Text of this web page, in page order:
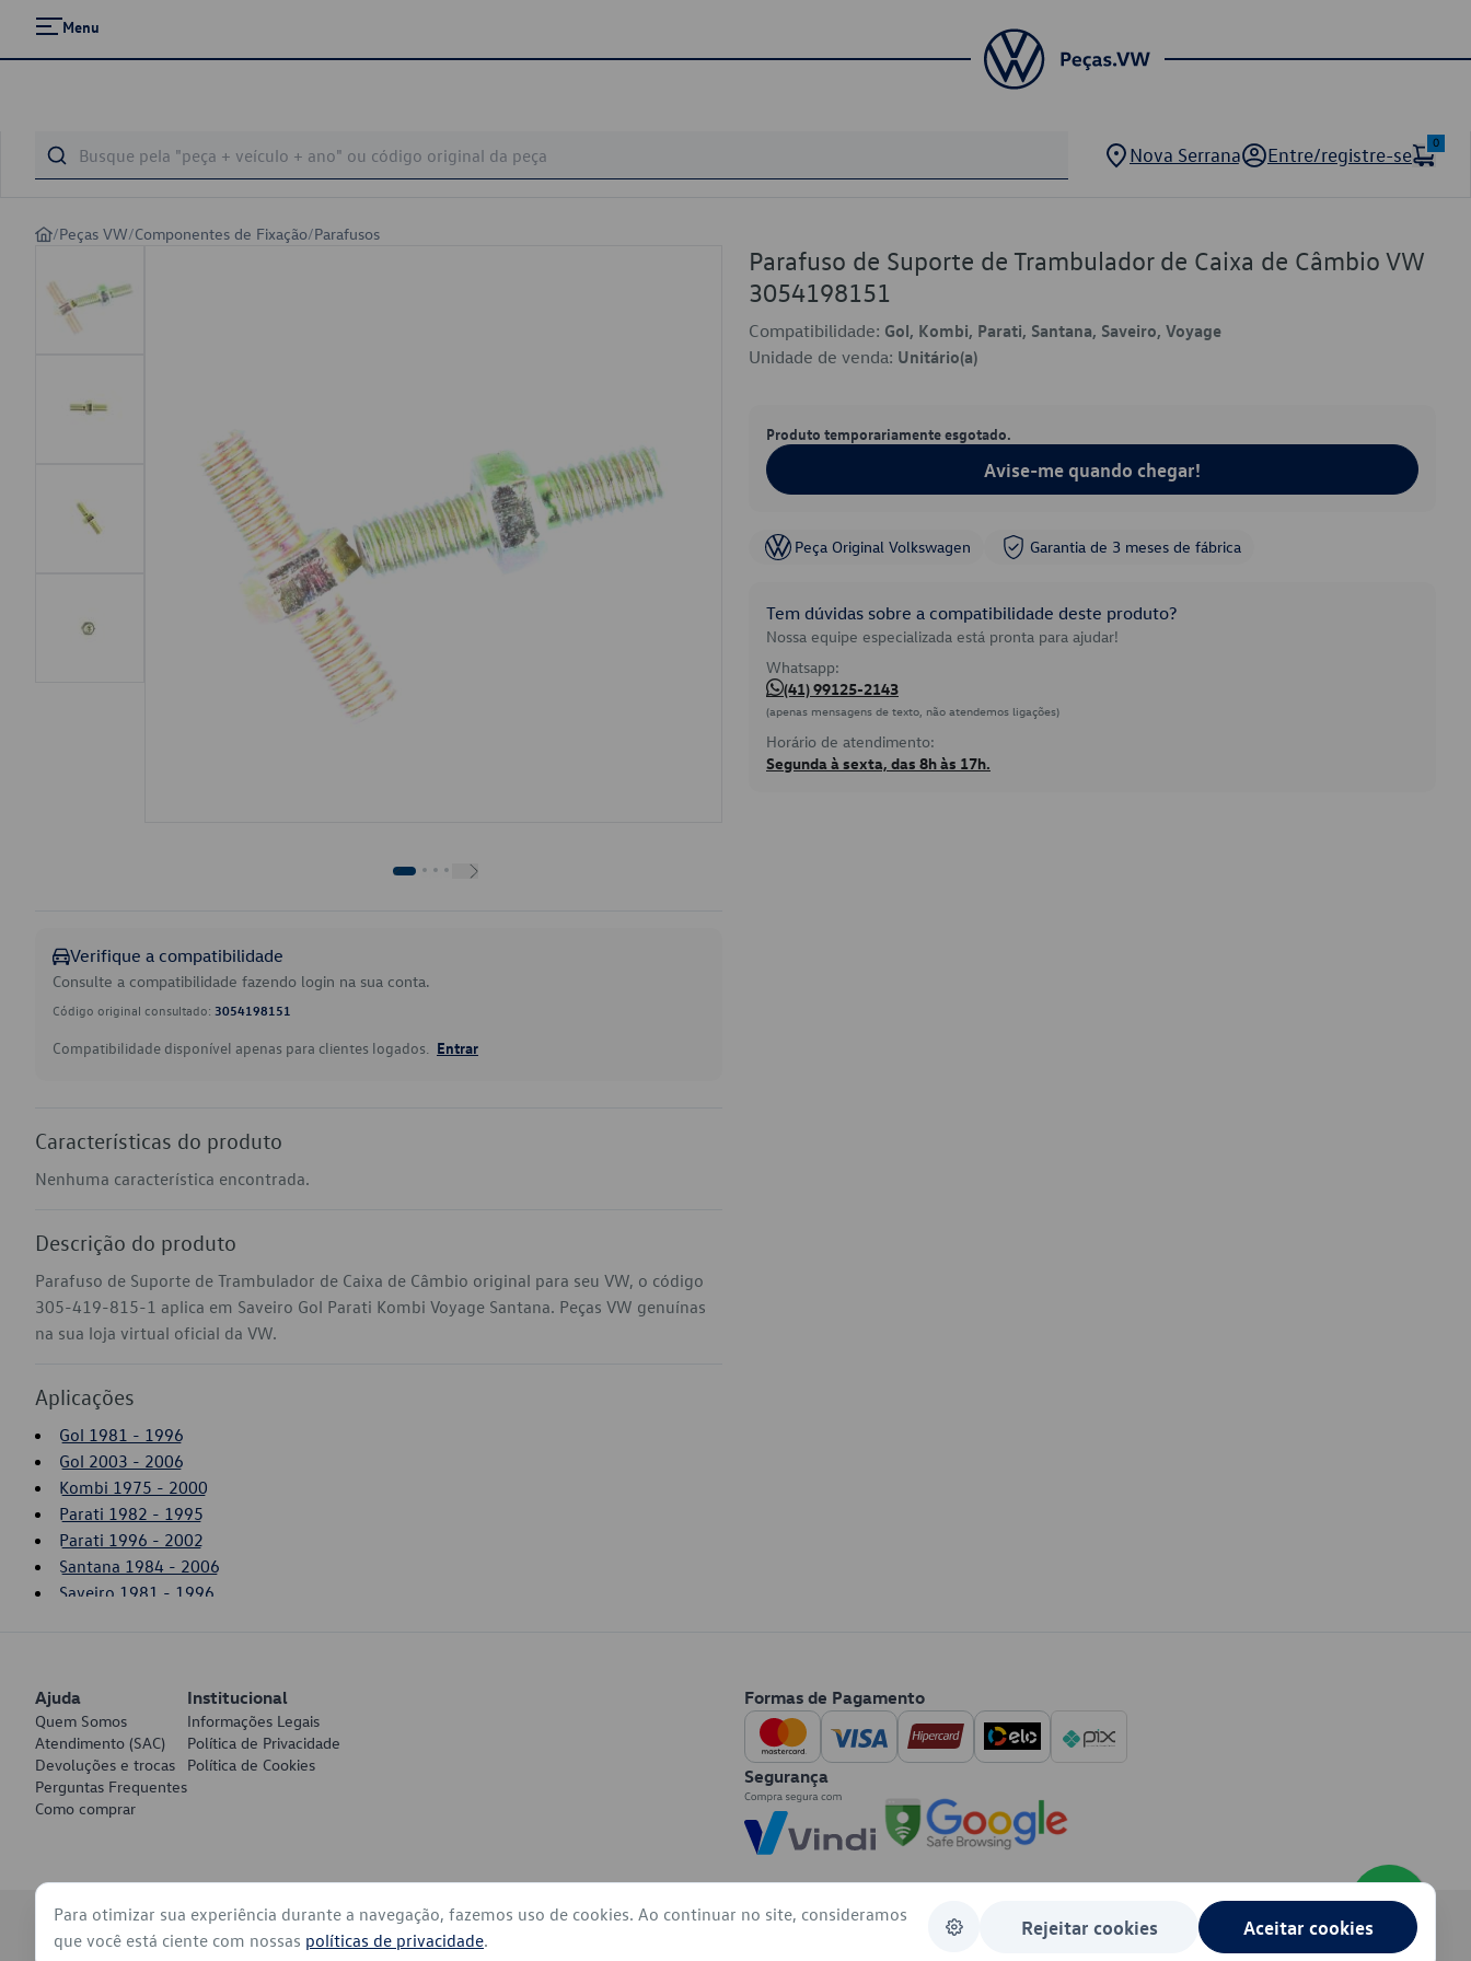
Menu
Nova Serrana Entre/registre-se
0
/Peças VW/Componentes de Fixação/Parafusos
Verifique a compatibilidade
Consulte a compatibilidade fazendo login na sua conta.
Código original consultado: 3054198151
Compatibilidade disponível apenas para clientes logados. Entrar
Características do produto
Nenhuma característica encontrada.
Descrição do produto
Parafuso de Suporte de Trambulador de Caixa de Câmbio original para seu VW, o código
305-419-815-1 aplica em Saveiro Gol Parati Kombi Voyage Santana. Peças VW genuínas
na sua loja virtual oficial da VW.
Aplicações
Gol 1981 - 1996
Gol 2003 - 2006
Kombi 1975 - 2000
Parati 1982 - 1995
Parati 1996 - 2002
Santana 1984 - 2006
Saveiro 1981 - 1996
Parafuso de Suporte de Trambulador de Caixa de Câmbio VW
3054198151
Compatibilidade: Gol, Kombi, Parati, Santana, Saveiro, Voyage
Unidade de venda: Unitário(a)
Produto temporariamente esgotado.
Avise-me quando chegar!
Peça Original Volkswagen Garantia de 3 meses de fábrica
Tem dúvidas sobre a compatibilidade deste produto?
Nossa equipe especializada está pronta para ajudar!
Whatsapp:
(41) 99125-2143
(apenas mensagens de texto, não atendemos ligações)
Horário de atendimento:
Segunda à sexta, das 8h às 17h.
Ajuda
Quem Somos
Atendimento (SAC)
Devoluções e trocas
Perguntas Frequentes
Como comprar
Institucional
Informações Legais
Política de Privacidade
Política de Cookies
Formas de Pagamento
Segurança
© 2026 - Volkswagen do Brasil - Todos os direitos reservados
Para otimizar sua experiência durante a navegação, fazemos uso de cookies. Ao continuar no site, consideramos
que você está ciente com nossas políticas de privacidade.
Rejeitar cookies Aceitar cookies